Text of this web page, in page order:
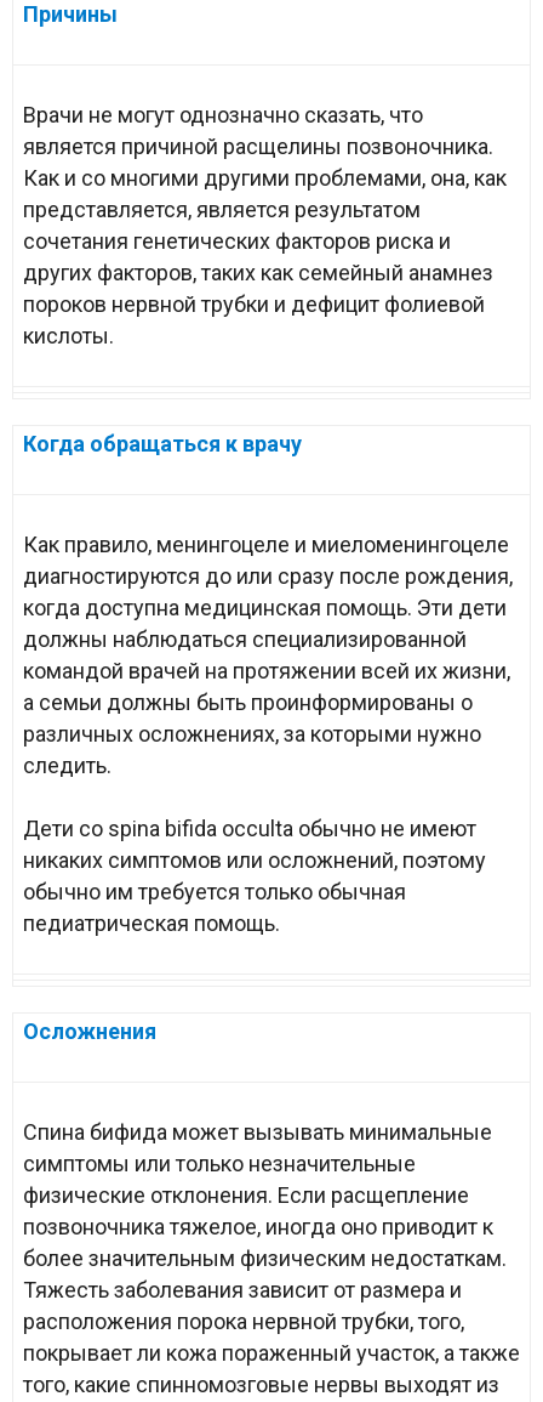
Причины
Врачи не могут однозначно сказать, что
является причиной расщелины позвоночника.
Как и со многими другими проблемами, она, как
представляется, является результатом
сочетания генетических факторов риска и
других факторов, таких как семейный анамнез
пороков нервной трубки и дефицит фолиевой
кислоты.
Когда обращаться к врачу
Как правило, менингоцеле и миеломенингоцеле
диагностируются до или сразу после рождения,
когда доступна медицинская помощь. Эти дети
должны наблюдаться специализированной
командой врачей на протяжении всей их жизни,
а семьи должны быть проинформированы о
различных осложнениях, за которыми нужно
следить.
Дети со spina bifida occulta обычно не имеют
никаких симптомов или осложнений, поэтому
обычно им требуется только обычная
педиатрическая помощь.
Осложнения
Спина бифида может вызывать минимальные
симптомы или только незначительные
физические отклонения. Если расщепление
позвоночника тяжелое, иногда оно приводит к
более значительным физическим недостаткам.
Тяжесть заболевания зависит от размера и
расположения порока нервной трубки, того,
покрывает ли кожа пораженный участок, а также
того, какие спинномозговые нервы выходят из